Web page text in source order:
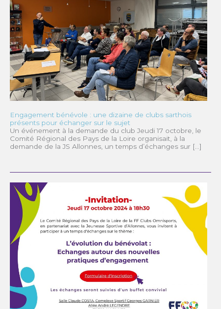
Engagement bénévole : une dizaine de clubs sarthois
présents pour échanger sur le sujet
Un événement à la demande du club Jeudi 17 octobre, le
Comité Régional des Pays de la Loire organisait, à la
demande de la JS Allonnes, un temps d’échanges sur […]